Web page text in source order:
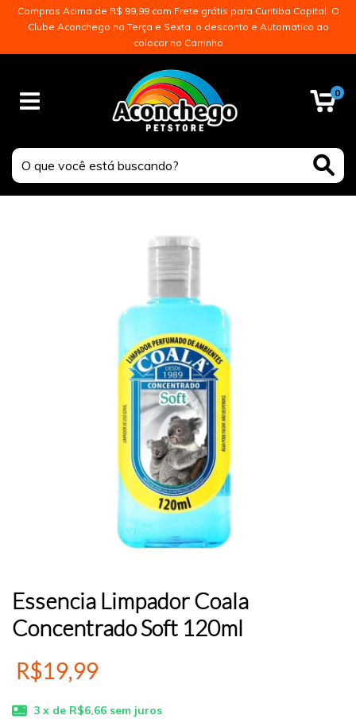
Compras Acima de R$ 99,99 com Frete grátis para Curitiba Capital. O
Clube Aconchego na Terça e Sexta, o desconto e Automatico ao
colocar no Carrinho
0
Essencia Limpador Coala
Concentrado Soft 120ml
R$19,99
3 x de R$6,66 sem juros